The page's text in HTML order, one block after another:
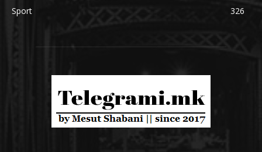
Sport
326